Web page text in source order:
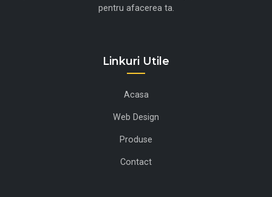
pentru afacerea ta.
Linkuri Utile
Acasa
Web Design
Produse
Contact